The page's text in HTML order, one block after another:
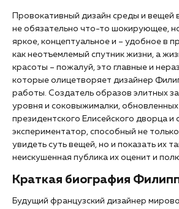
Провокативный дизайн среды и вещей
не обязательно что-то шокирующее,
яркое, концептуальное и – удобное в
как неотъемлемый спутник жизни, а
красоты – пожалуй, это главные и
которые олицетворяет дизайнер
работы. Создатель образов элитных
уровня и соковыжималки,
президентского Елисейского дворца и
экспериментатор, способный не
увидеть суть вещей, но и показать их
неискушенная публика их оценит и
Краткая биография
Будущий французский дизайнер